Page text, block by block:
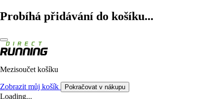
Probíhá přidávání do košíku...
Mezisoučet košíku
Zobrazit můj košík Pokračovat v nákupu
Loading...